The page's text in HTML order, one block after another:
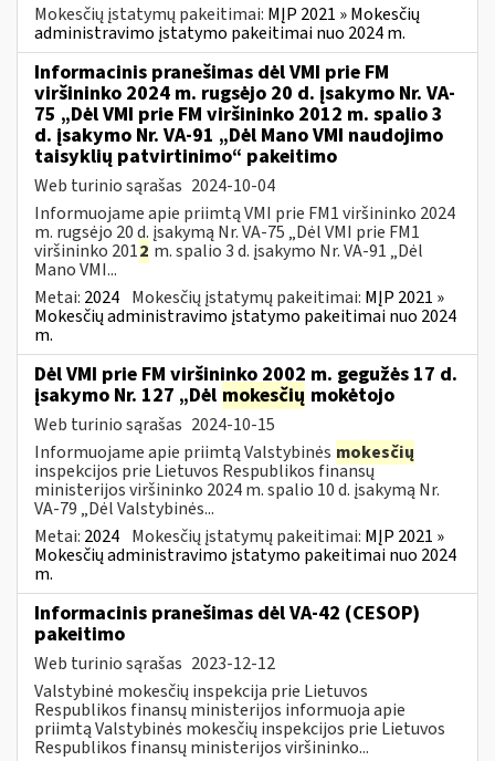
Mokesčių įstatymų pakeitimai: MĮP 2021 » Mokesčių
administravimo įstatymo pakeitimai nuo 2024 m.
Informacinis pranešimas dėl VMI prie FM
viršininko 2024 m. rugsėjo 20 d. įsakymo Nr. VA-
75 „Dėl VMI prie FM viršininko 2012 m. spalio 3
d. įsakymo Nr. VA-91 „Dėl Mano VMI naudojimo
taisyklių patvirtinimo“ pakeitimo
Web turinio sąrašas 2024-10-04
Informuojame apie priimtą VMI prie FM1 viršininko 2024
m. rugsėjo 20 d. įsakymą Nr. VA-75 „Dėl VMI prie FM1
viršininko 2012 m. spalio 3 d. įsakymo Nr. VA-91 „Dėl
Mano VMI...
Metai: 2024 Mokesčių įstatymų pakeitimai: MĮP 2021 »
Mokesčių administravimo įstatymo pakeitimai nuo 2024
m.
Dėl VMI prie FM viršininko 2002 m. gegužės 17 d.
įsakymo Nr. 127 „Dėl mokesčių mokėtojo
Web turinio sąrašas 2024-10-15
Informuojame apie priimtą Valstybinės mokesčių
inspekcijos prie Lietuvos Respublikos finansų
ministerijos viršininko 2024 m. spalio 10 d. įsakymą Nr.
VA-79 „Dėl Valstybinės...
Metai: 2024 Mokesčių įstatymų pakeitimai: MĮP 2021 »
Mokesčių administravimo įstatymo pakeitimai nuo 2024
m.
Informacinis pranešimas dėl VA-42 (CESOP)
pakeitimo
Web turinio sąrašas 2023-12-12
Valstybinė mokesčių inspekcija prie Lietuvos
Respublikos finansų ministerijos informuoja apie
priimtą Valstybinės mokesčių inspekcijos prie Lietuvos
Respublikos finansų ministerijos viršininko...